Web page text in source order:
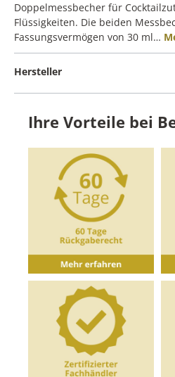
Doppelmessbecher für
Flüssigkeiten. Die beiden
Fassungsvermögen von 30 ml…
Hersteller
Ihre Vorteile bei